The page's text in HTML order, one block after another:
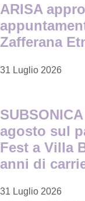
ARISA
Zafferana
31 Luglio 2026
agosto sul
Fest a Villa
anni di
31 Luglio 2026